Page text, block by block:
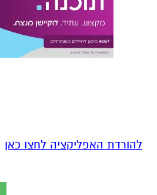
להורדת האפליקציה לחצו כאן